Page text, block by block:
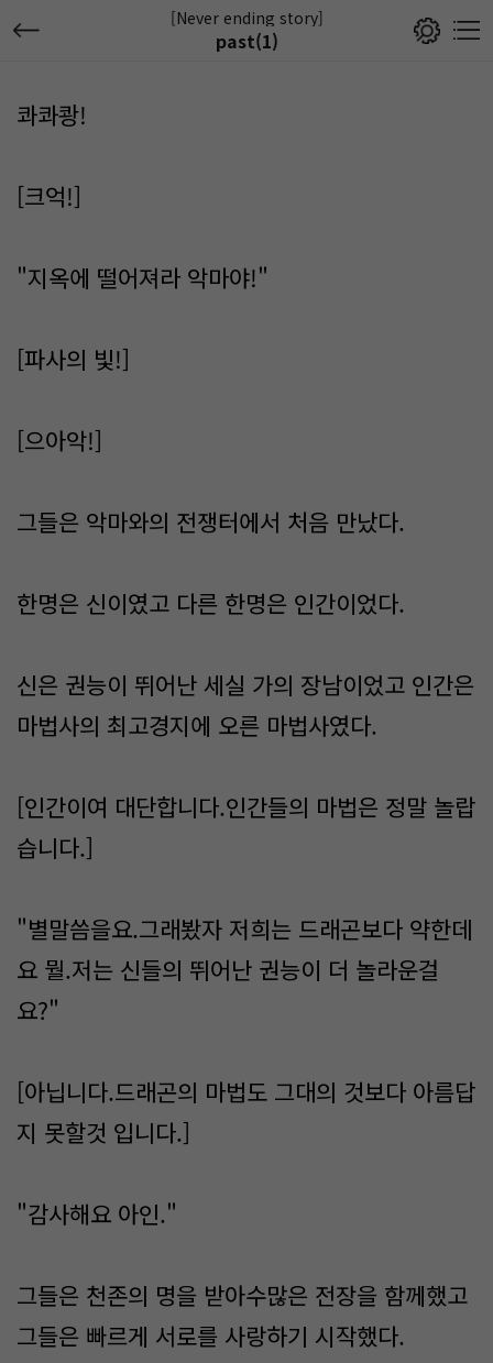
[Never ending story]
past(1)
콰콰쾅!
[크억!]
"지옥에 떨어져라 악마야!"
[파사의 빛!]
[으아악!]
그들은 악마와의 전쟁터에서 처음 만났다.
한명은 신이였고 다른 한명은 인간이었다.
신은 권능이 뛰어난 세실 가의 장남이었고 인간은
마법사의 최고경지에 오른 마법사였다.
[인간이여 대단합니다.인간들의 마법은 정말 놀랍
습니다.]
"별말씀을요.그래봤자 저희는 드래곤보다 약한데
요 뭘.저는 신들의 뛰어난 권능이 더 놀라운걸
요?"
[아닙니다.드래곤의 마법도 그대의 것보다 아름답
지 못할것 입니다.]
"감사해요 아인."
그들은 천존의 명을 받아수많은 전장을 함께했고
그들은 빠르게 서로를 사랑하기 시작했다.